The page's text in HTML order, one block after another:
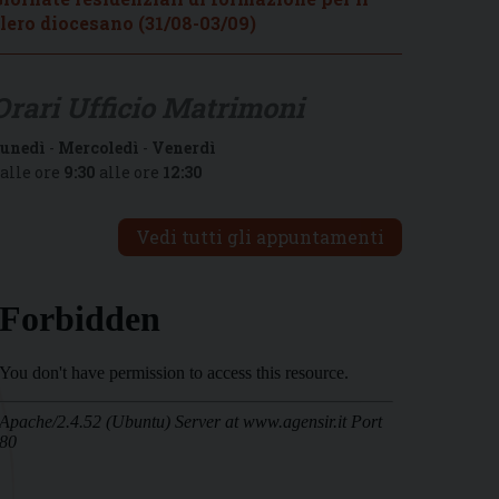
diocesano (31/08-03/09)
- Mercoledì - Venerdì
ore 9:30 alle ore 12:30
Vedi tutti gli appuntamenti